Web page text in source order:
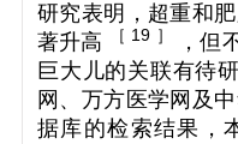
研究表明，超重和
著升高
［ 19 ］
，但
巨大儿的关联有待
网、万方医学网及
据库的检索结果，